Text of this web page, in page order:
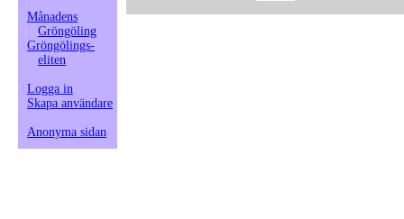
Månadens
Gröngöling
Gröngölings-
eliten
Logga in
Skapa användare
Anonyma sidan